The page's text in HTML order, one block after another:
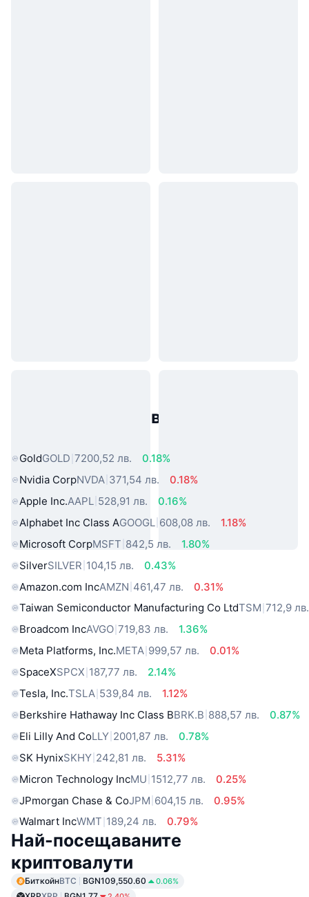
Популярни активи от реалния
GoldGOLD 7200,52 лв.
0.18%
Nvidia CorpNVDA 371,54 лв.
0.18%
Apple Inc.AAPL 528,91 лв.
0.16%
Alphabet Inc Class AGOOGL 608,08 лв.
1.18%
Microsoft CorpMSFT 842,5 лв.
1.80%
SilverSILVER 104,15 лв.
0.43%
Amazon.com IncAMZN 461,47 лв.
0.31%
Taiwan Semiconductor Manufacturing Co LtdTSM 712,9 лв.
Broadcom IncAVGO 719,83 лв.
1.36%
Meta Platforms, Inc.META 999,57 лв.
0.01%
SpaceXSPCX 187,77 лв.
2.14%
Tesla, Inc.TSLA 539,84 лв.
1.12%
Berkshire Hathaway Inc Class BBRK.B 888,57 лв.
0.87%
Eli Lilly And CoLLY 2001,87 лв.
0.78%
SK HynixSKHY 242,81 лв.
5.31%
Micron Technology IncMU 1512,77 лв.
0.25%
JPmorgan Chase & CoJPM 604,15 лв.
0.95%
Walmart IncWMT 189,24 лв. 0.79%
Най-посещаваните
криптовалути
БиткойнBTC BGN109,550.60 0.06%